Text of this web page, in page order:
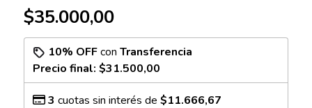
$35.000,00
10% OFFcon Transferencia
Precio final: $31.500,00
3 cuotas sin interés de $11.666,67